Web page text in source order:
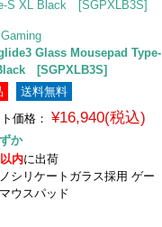
Glass Mousepad Type-
[SGPXLB3S]
送料無料
価格： ¥16,940(税込)
か
内に出荷
シリケートガラス採用 ゲー
ウスパッド